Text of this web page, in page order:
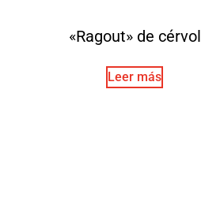
«Ragout» de cérvol
Leer más